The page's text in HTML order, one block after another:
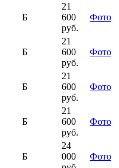
Б
21
600
руб.
Фото
Б
21
600
руб.
Фото
Б
21
600
руб.
Фото
Б
21
600
руб.
Фото
Б
24
000
Фото